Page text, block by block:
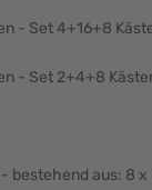
- Set 4+16+8
- Set 2+4+8
bestehend aus: 8